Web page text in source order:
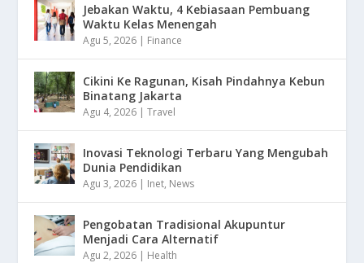
Jebakan Waktu, 4 Kebiasaan Pembuang
Waktu Kelas Menengah
Agu 5, 2026 | Finance
Cikini Ke Ragunan, Kisah Pindahnya Kebun
Binatang Jakarta
Agu 4, 2026 |Travel
Inovasi Teknologi Terbaru Yang Mengubah
Dunia Pendidikan
Agu 3, 2026 | Inet, News
Pengobatan Tradisional Akupuntur
Menjadi Cara Alternatif
Agu 2, 2026 | Health